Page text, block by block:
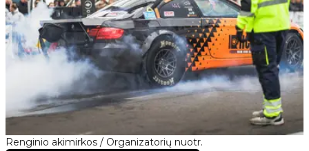
Renginio akimirkos / Organizatorių nuotr.